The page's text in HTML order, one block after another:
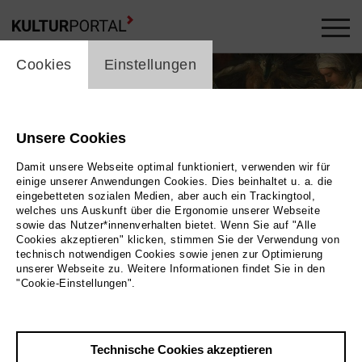
cookie_layer
Cookies Einstellungen
Unsere Cookies
Damit unsere Webseite optimal funktioniert, verwenden wir für
einige unserer Anwendungen Cookies. Dies beinhaltet u. a. die
eingebetteten sozialen Medien, aber auch ein Trackingtool,
welches uns Auskunft über die Ergonomie unserer Webseite
sowie das Nutzer*innenverhalten bietet. Wenn Sie auf "Alle
Cookies akzeptieren" klicken, stimmen Sie der Verwendung von
technisch notwendigen Cookies sowie jenen zur Optimierung
unserer Webseite zu. Weitere Informationen findet Sie in den
"Cookie-Einstellungen".
Technische Cookies akzeptieren